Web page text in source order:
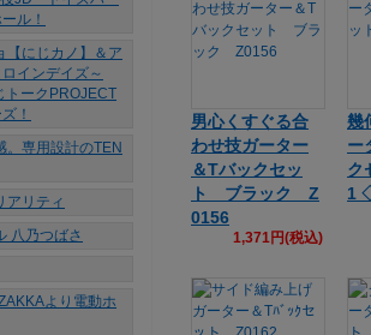
男心くすぐる合
わせ技ガーター
＆Tバックセッ
ト ブラック Z
0156
1,371円(税込)
幾
ー
ク
1